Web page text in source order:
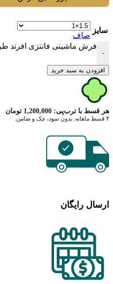
سایز
صاف
-
فرش ماشینی فانتزی افرند طرح
افزودن به سبد خرید
هر قسط با ترب‌پی: 1,200,000 تومان
۴ قسط ماهانه. بدون سود، چک و ضامن.
ارسال رایگان